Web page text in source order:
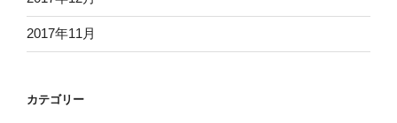
2017年11月
カテゴリー